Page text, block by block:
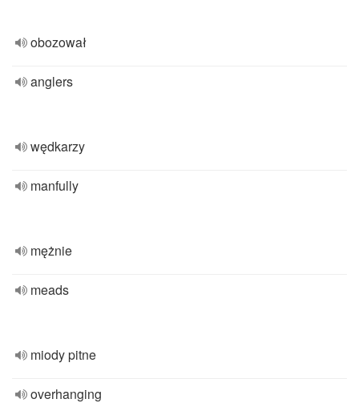
obozował
anglers
wędkarzy
manfully
mężnie
meads
miody pitne
overhanging